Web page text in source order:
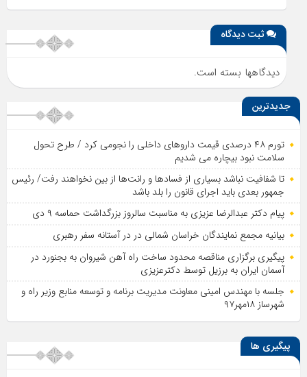
ثبت دیدگاه
دیدگاهها بسته است.
جدیدترین
تورم ۴۸ درصدی قیمت داروهای داخلی را نجومی کرد / طرح تحول
سلامت نبود بیچاره می شدیم
تا شفافیت نباشد بسیاری از فساد‌ها و رانت‌ها از بین نخواهند رفت/ رئیس
جمهور بعدی باید اجرای قانون را بلد باشد
پیام دکتر عبدالرضا عزیزی به مناسبت سالروز بزرگداشت حماسه ۹ دی
بیانیه مجمع نمایندگان خراسان شمالی در در آستانه سفر رهبری
پیگیری برگزاری مناقصه محدود ساخت راه آهن شیروان به بجنورد در
آسمان ایران به برزیل توسط دکترعزیزی
جلسه با مهندس امینی معاونت مدیریت برنامه و توسعه منابع وزیر راه و
شهرساز ۱۸مهر۹۷
پیگیری ها